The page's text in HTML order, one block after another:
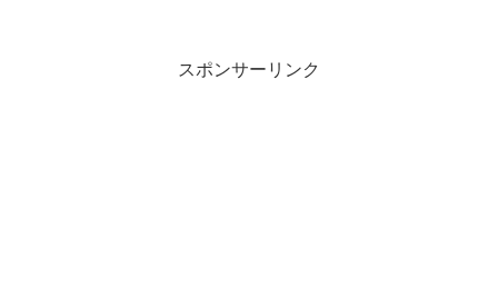
スポンサーリンク